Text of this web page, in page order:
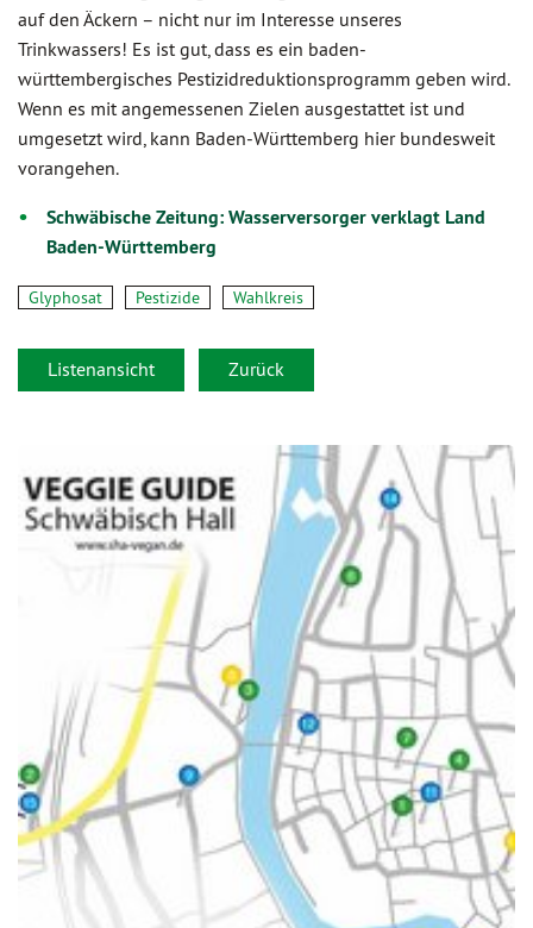
auf den Äckern – nicht nur im Interesse unseres
Trinkwassers! Es ist gut, dass es ein baden-
württembergisches Pestizidreduktionsprogramm geben wird.
Wenn es mit angemessenen Zielen ausgestattet ist und
umgesetzt wird, kann Baden-Württemberg hier bundesweit
vorangehen.
Schwäbische Zeitung: Wasserversorger verklagt Land
Baden-Württemberg
Glyphosat Pestizide Wahlkreis
Listenansicht Zurück